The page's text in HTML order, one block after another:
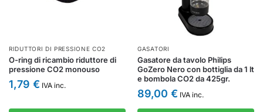
RIDUTTORI DI PRESSIONE CO2
O-ring di ricambio riduttore di
pressione CO2 monouso
1,79 € IVA inc.
GASATORI
Gasatore da tavolo Philips
GoZero Nero con bottiglia da 1 lt
e bombola CO2 da 425gr.
89,00 € IVA inc.